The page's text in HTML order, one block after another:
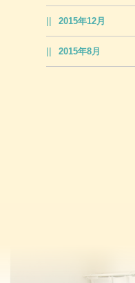
2015年12月
2015年8月